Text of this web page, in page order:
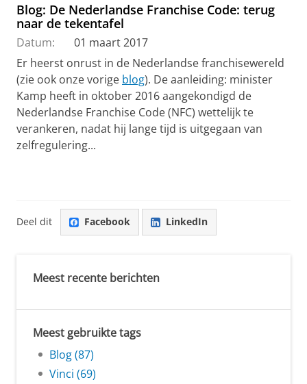
Blog: De Nederlandse Franchise Code: terug
naar de tekentafel
Datum:
01 maart 2017
Er heerst onrust in de Nederlandse franchisewereld
(zie ook onze vorige blog). De aanleiding: minister
Kamp heeft in oktober 2016 aangekondigd de
Nederlandse Franchise Code (NFC) wettelijk te
verankeren, nadat hij lange tijd is uitgegaan van
zelfregulering...
Deel dit Facebook LinkedIn
Meest recente berichten
Meest gebruikte tags
Blog (87)
Vinci (69)